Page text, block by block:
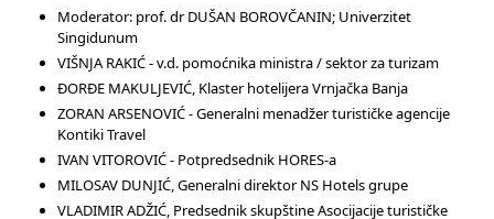
Moderator: prof. dr DUŠAN BOROVČANIN; Univerzitet
Singidunum
VIŠNJA RAKIĆ - v.d. pomoćnika ministra / sektor za turizam
ĐORĐE MAKULJEVIĆ, Klaster hotelijera Vrnjačka Banja
ZORAN ARSENOVIĆ - Generalni menadžer turističke agencije
Kontiki Travel
IVAN VITOROVIĆ - Potpredsednik HORES-a
MILOSAV DUNJIĆ, Generalni direktor NS Hotels grupe
VLADIMIR ADŽIĆ, Predsednik skupštine Asocijacije turističke